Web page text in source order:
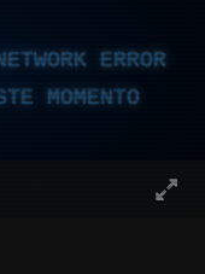
ERROR
MOMENTO